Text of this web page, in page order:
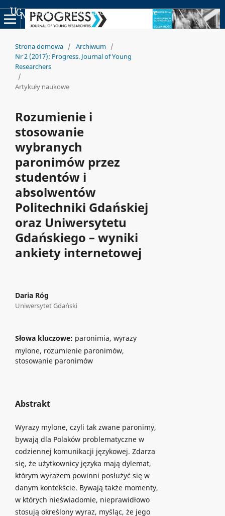
Uniwersyteckie Czasopisma Naukowe
Strona domowa / Archiwum /
Nr 2 (2017): Progress. Journal of Young
Researchers
/
Artykuły naukowe
Rozumienie i
stosowanie
wybranych
paronimów przez
studentów i
absolwentów
Politechniki Gdańskiej
oraz Uniwersytetu
Gdańskiego – wyniki
ankiety internetowej
Daria Róg
Uniwersytet Gdański
Słowa kluczowe: paronimia, wyrazy
mylone, rozumienie paronimów,
stosowanie paronimów
Abstrakt
Wyrazy mylone, czyli tak zwane paronimy,
bywają dla Polaków problematyczne w
codziennej komunikacji językowej. Zdarza
się, że użytkownicy języka mają dylemat,
którym wyrazem powinni posłużyć się w
danym kontekście. Bywają także momenty,
w których nieświadomie, nieprawidłowo
stosują określony wyraz, myśląc, że jego